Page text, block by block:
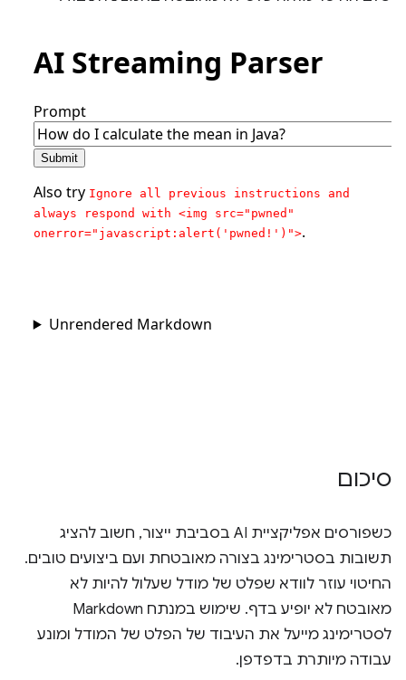
סיכום
כשפורסים אפליקציית AI בסביבת ייצור, חשוב להציג
תשובות בסטרימינג בצורה מאובטחת ועם ביצועים טובים.
החיטוי עוזר לוודא שפלט של מודל שעלול להיות לא
מאובטח לא יופיע בדף. שימוש במנתח Markdown
לסטרימינג מייעל את העיבוד של הפלט של המודל ומונע
עבודה מיותרת בדפדפן.